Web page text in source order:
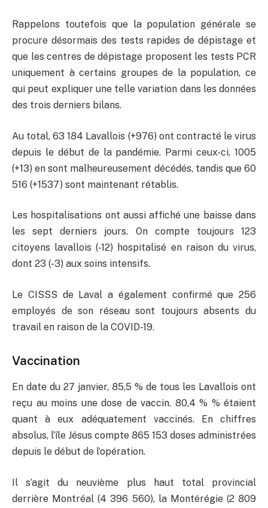
Rappelons toutefois que la population générale se
procure désormais des tests rapides de dépistage et
que les centres de dépistage proposent les tests PCR
uniquement à certains groupes de la population, ce
qui peut expliquer une telle variation dans les données
des trois derniers bilans.
Au total, 63 184 Lavallois (+976) ont contracté le virus
depuis le début de la pandémie. Parmi ceux-ci, 1005
(+13) en sont malheureusement décédés, tandis que 60
516 (+1537) sont maintenant rétablis.
Les hospitalisations ont aussi affiché une baisse dans
les sept derniers jours. On compte toujours 123
citoyens lavallois (-12) hospitalisé en raison du virus,
dont 23 (-3) aux soins intensifs.
Le CISSS de Laval a également confirmé que 256
employés de son réseau sont toujours absents du
travail en raison de la COVID-19.
Vaccination
En date du 27 janvier, 85,5 % de tous les Lavallois ont
reçu au moins une dose de vaccin. 80,4 % % étaient
quant à eux adéquatement vaccinés. En chiffres
absolus, l’île Jésus compte 865 153 doses administrées
depuis le début de l’opération.
Il s’agit du neuvième plus haut total provincial
derrière Montréal (4 396 560), la Montérégie (2 809